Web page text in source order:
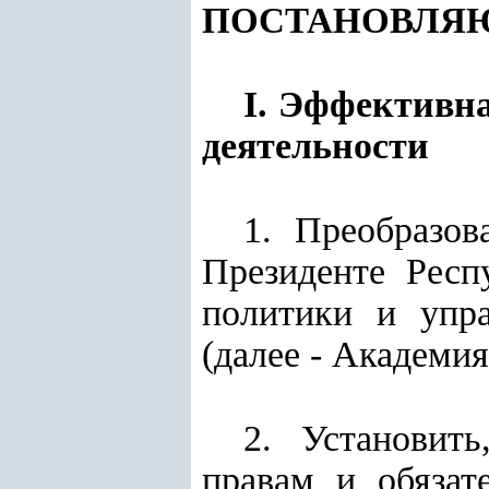
I.
деятельности
1.
Президенте
политики и
(далее -
2.
правам и